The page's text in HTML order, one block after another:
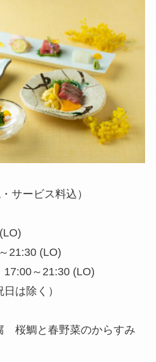
サービス料込）
21:30 (LO)
17:00～21:30 (LO)
は除く）
桜鯛と春野菜のからすみ